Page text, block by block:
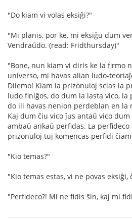
"Do kiam vi volas eksiĝi?"
"Mi planis, por ke, mi eksiĝu dum
Vendraŭdo. (read: Fridthursday)"
"Bone, nun kiam vi diris ke la firmo
universo, mi havas alian ludo-
Dilemo! Kiam la prizonuloj scias la
ludo finiĝos, do dum la lasta vico, la
do ili havas nenion perdeblan en la
Kaj dum ĉiu vico ĵus antaŭ vico
ambaŭ ankaŭ perfidas. La perfideco
prizonuloj tuj komencas perfidi
"Kio temas?"
"Kio temas estas, vi ne povas
"Perfideco?! Mi ne fidis ŝin, kaj mi